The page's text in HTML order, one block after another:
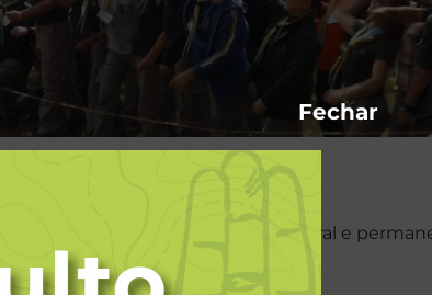
promove o desenvolvimento integral e
Fechar